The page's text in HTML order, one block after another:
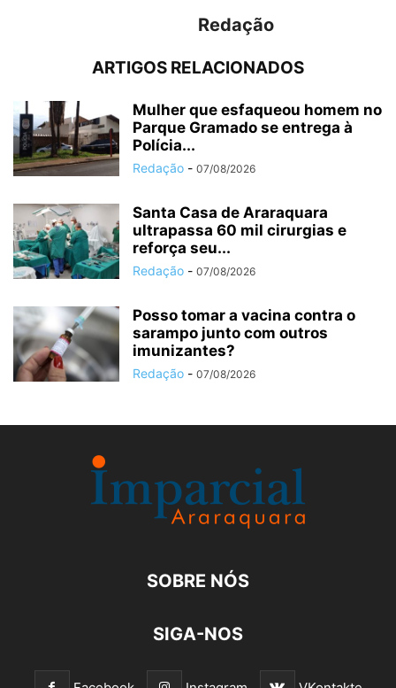
Redação
ARTIGOS RELACIONADOS
Mulher que esfaqueou homem no
Parque Gramado se entrega à
Polícia...
Redação - 07/08/2026
Santa Casa de Araraquara
ultrapassa 60 mil cirurgias e
reforça seu...
Redação - 07/08/2026
Posso tomar a vacina contra o
sarampo junto com outros
imunizantes?
Redação - 07/08/2026
SOBRE NÓS
SIGA-NOS